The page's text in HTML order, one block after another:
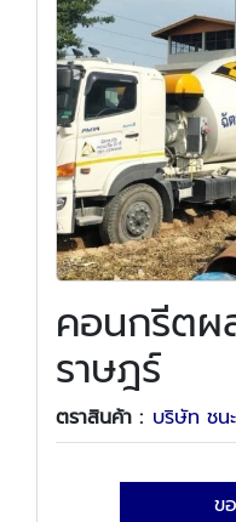
คอนกรีตผ
ราษฎร์
ตราสินค้า : บริษัท ชน
ข